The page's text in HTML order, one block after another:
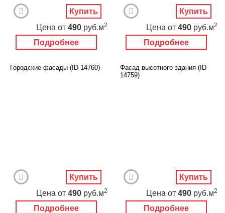
Подробнее
Цена от 490 руб.м2
Купить
Подробнее
Цена от 490 руб.м2
Купить
Городские фасады (ID 14760)
Подробнее
Цена от 490 руб.м2
Купить
Фасад высотного здания (ID
14759)
Подробнее
Цена от 490 руб.м2
Купить